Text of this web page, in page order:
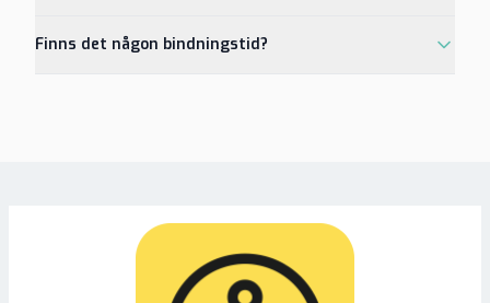
Finns det någon bindningstid?